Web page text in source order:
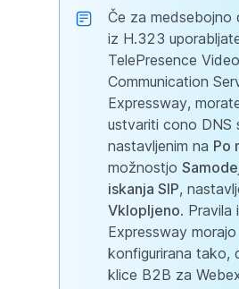
Če za medsebojno
iz H.323
TelePresence Video
Communication
Expressway,
ustvariti cono DNS
nastavljenim na Po
možnostjo
iskanja SIP,
Vklopljeno. Pravila
Expressway
konfigurirana tako,
klice B2B za